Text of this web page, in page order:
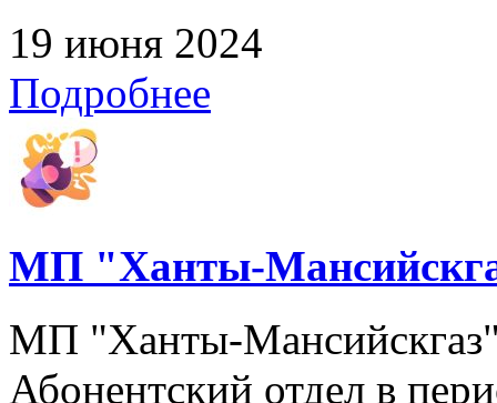
19 июня 2024
Подробнее
МП "Ханты-
МП "Ханты-Мансийскгаз"
Абонентский отдел в